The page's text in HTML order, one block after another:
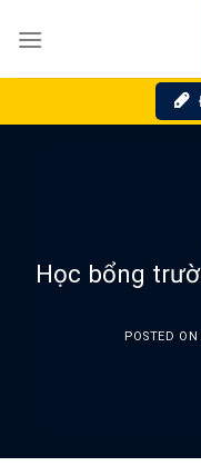
Học bổng
POSTED ON